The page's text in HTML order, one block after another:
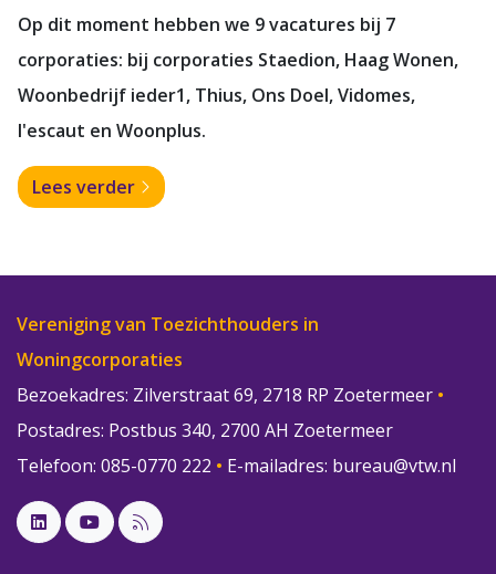
Op dit moment hebben we 9 vacatures bij 7
corporaties: bij corporaties Staedion, Haag Wonen,
Woonbedrijf ieder1, Thius, Ons Doel, Vidomes,
l'escaut en Woonplus.
Lees verder
Vereniging van Toezichthouders in
Woningcorporaties
Bezoekadres: Zilverstraat 69, 2718 RP Zoetermeer •
Postadres: Postbus 340, 2700 AH Zoetermeer
Telefoon: 085-0770 222 • E-mailadres: bureau@vtw.nl